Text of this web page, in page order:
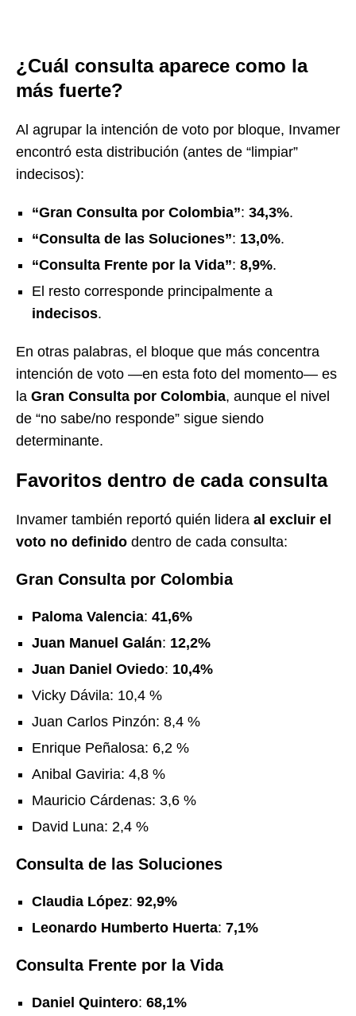
¿Cuál consulta aparece como la
más fuerte?
Al agrupar la intención de voto por bloque, Invamer
encontró esta distribución (antes de “limpiar”
indecisos):
“Gran Consulta por Colombia”: 34,3%.
“Consulta de las Soluciones”: 13,0%.
“Consulta Frente por la Vida”: 8,9%.
El resto corresponde principalmente a
indecisos.
En otras palabras, el bloque que más concentra
intención de voto —en esta foto del momento— es
la Gran Consulta por Colombia, aunque el nivel
de “no sabe/no responde” sigue siendo
determinante.
Favoritos dentro de cada consulta
Invamer también reportó quién lidera al excluir el
voto no definido dentro de cada consulta:
Gran Consulta por Colombia
Paloma Valencia: 41,6%
Juan Manuel Galán: 12,2%
Juan Daniel Oviedo: 10,4%
Vicky Dávila: 10,4 %
Juan Carlos Pinzón: 8,4 %
Enrique Peñalosa: 6,2 %
Anibal Gaviria: 4,8 %
Mauricio Cárdenas: 3,6 %
David Luna: 2,4 %
Consulta de las Soluciones
Claudia López: 92,9%
Leonardo Humberto Huerta: 7,1%
Consulta Frente por la Vida
Daniel Quintero: 68,1%